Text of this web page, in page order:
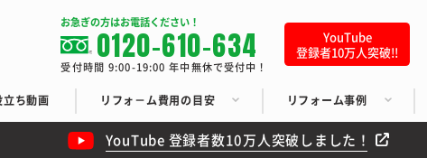
お急ぎの方はお電話ください！
0120-610-634
受付時間 9:00-19:00 年中無休で受付中！
YouTube
登録者10万人突破!!
立ち動画 リフォ－ム費用の目安 リフォーム事例
YouTube 登録者数10万人突破しました！